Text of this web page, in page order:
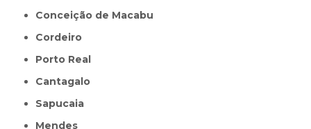
Conceição de Macabu
Cordeiro
Porto Real
Cantagalo
Sapucaia
Mendes